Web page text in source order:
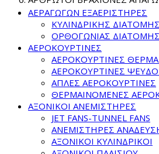
ΑΕΡΑΓΩΓΩΝ ΕΞΑΕΡΙΣΤΗΡΕΣ
ΚΥΛΙΝΔΡΙΚΗΣ ΔΙΑΤΟΜΗΣ
ΟΡΘΟΓΩΝΙΑΣ ΔΙΑΤΟΜΗΣ
ΑΕΡΟΚΟΥΡΤΙΝΕΣ
ΑΕΡΟΚΟΥΡΤΙΝΕΣ
ΑΕΡΟΚΟΥΡΤΙΝΕΣ
ΑΠΛΕΣ ΑΕΡΟΚΟΥΡΤΙΝΕΣ
ΘΕΡΜΑΙΝΟΜΕΝΕΣ
ΑΞΟΝΙΚΟΙ ΑΝΕΜΙΣΤΗΡΕΣ
JET FANS-TUNNEL FANS
ΑΝΕΜΙΣΤΗΡΕΣ
ΑΞΟΝΙΚΟΙ ΚΥΛΙΝΔΡΙΚΟΙ